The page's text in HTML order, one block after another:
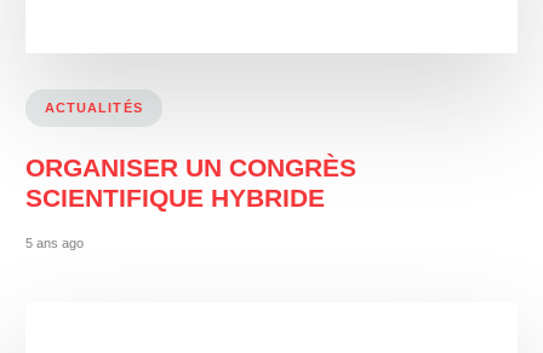
ACTUALITÉS
ORGANISER UN CONGRÈS
SCIENTIFIQUE HYBRIDE
5 ans ago